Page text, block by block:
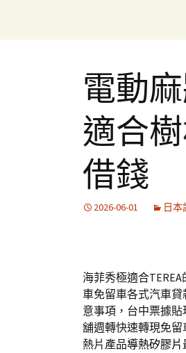
電動
適合
借錢
2026-06-01 日本
海菲秀極適合TEREA
車免留車各式汽車
意事項，台中票據
舖週轉快速轉現免留
熱片產品導熱矽膠片